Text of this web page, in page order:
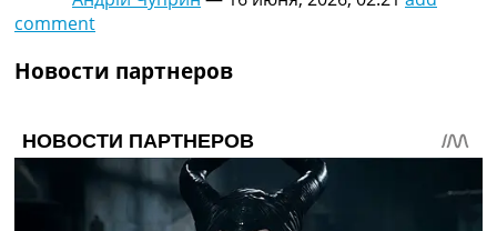
comment
Новости партнеров